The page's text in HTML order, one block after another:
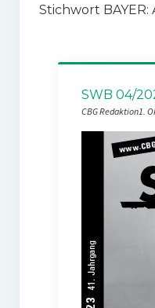
Stichwort
SWB 04/
CBG Redaktion1.